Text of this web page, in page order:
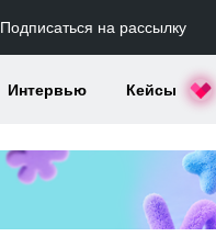
Подписаться на рассылку
Интервью Кейсы